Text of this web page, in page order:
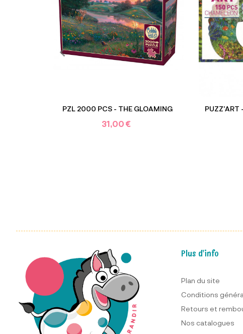
PZL 2000 PCS - THE GLOAMING
31,00 €
PUZZ'ART
Plus d'info
Plan du site
Conditions
Retours et
Nos catalogues